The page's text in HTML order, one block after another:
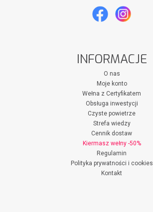
INFORMACJE
O nas
Moje konto
Wełna z Certyfikatem
Obsługa inwestycji
Czyste powietrze
Strefa wiedzy
Cennik dostaw
Kiermasz wełny -50%
Regulamin
Polityka prywatności i cookies
Kontakt